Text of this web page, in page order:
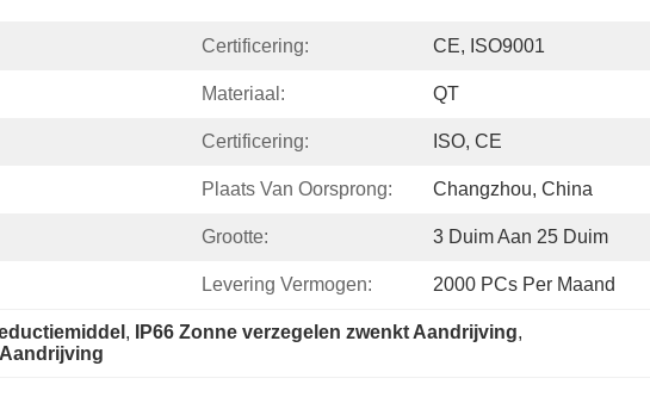
Certificering: CE, ISO9001
Materiaal: QT
Certificering: ISO, CE
Plaats Van Oorsprong: Changzhou, China
Grootte: 3 Duim Aan 25 Duim
Levering Vermogen: 2000 PCs Per Maand
, IP66 Zonne verzegelen zwenkt Aandrijving,